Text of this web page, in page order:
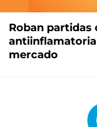
Roban partidas
mercado